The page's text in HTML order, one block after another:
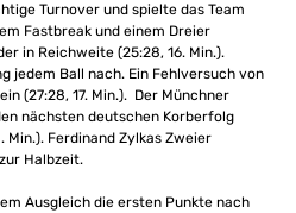
Turnover und spielte das Team
Fastbreak und einem Dreier
in Reichweite (25:28, 16. Min.).
jedem Ball nach. Ein Fehlversuch von
(27:28, 17. Min.). Der Münchner
nächsten deutschen Korberfolg
Min.). Ferdinand Zylkas Zweier
Halbzeit.
Ausgleich die ersten Punkte nach